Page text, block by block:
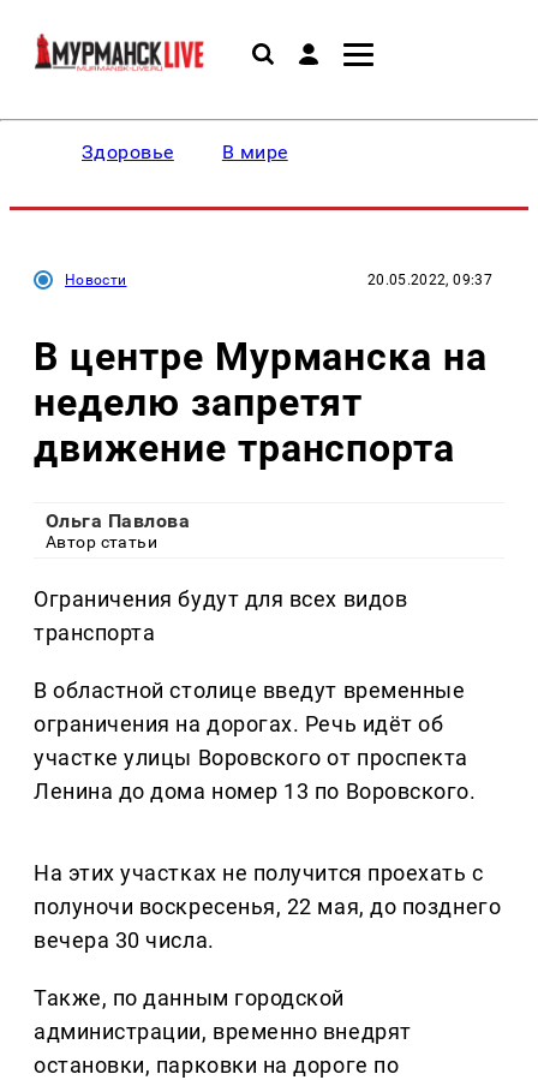
Здоровье В мире
Новости 20.05.2022, 09:37
В центре Мурманска на
неделю запретят
движение транспорта
Ольга Павлова
Автор статьи
Ограничения будут для всех видов
транспорта
В областной столице введут временные
ограничения на дорогах. Речь идёт об
участке улицы Воровского от проспекта
Ленина до дома номер 13 по Воровского.
На этих участках не получится проехать с
полуночи воскресенья, 22 мая, до позднего
вечера 30 числа.
Также, по данным городской
администрации, временно внедрят
остановки, парковки на дороге по